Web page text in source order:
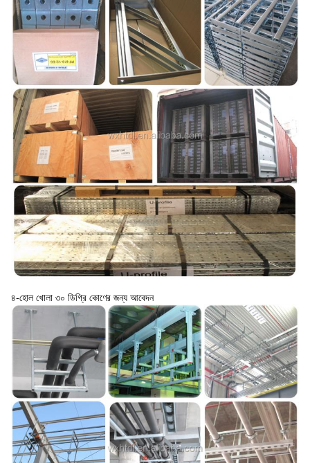
৪-হোল খোলা ৩০ ডিগ্রি কোণের জন্য আবেদন